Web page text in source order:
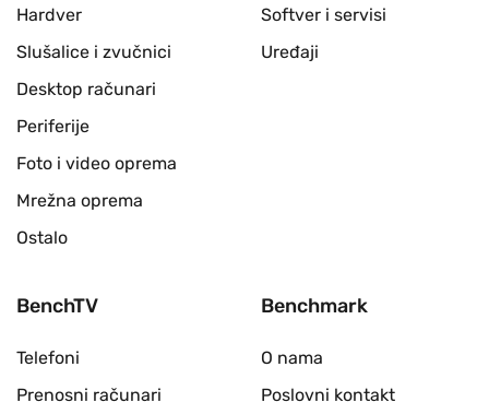
Hardver
Slušalice i zvučnici
Desktop računari
Periferije
Foto i video oprema
Mrežna oprema
Ostalo
Softver i servisi
Uređaji
BenchTV
Telefoni
Prenosni računari
Benchmark
O nama
Poslovni kontakt